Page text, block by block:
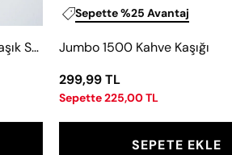
Jumbo Timeless 6700 6'lı Çay Kaşık Seti
Sepette %25 Avantaj
Jumbo 1500 Kahve Kaşığı
299,99 TL
Sepette 225,00 TL
SEPETE EKLE